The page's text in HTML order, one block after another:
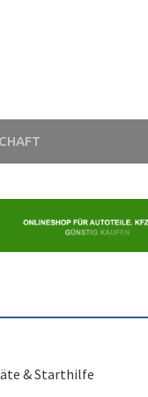
& Starthilfe